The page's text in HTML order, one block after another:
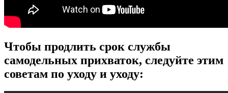
Чтобы продлить срок службы
самодельных прихваток, следуйте этим
советам по уходу и уходу: